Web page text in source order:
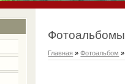
Фотоальбомы
Главная »Фотоальбом »